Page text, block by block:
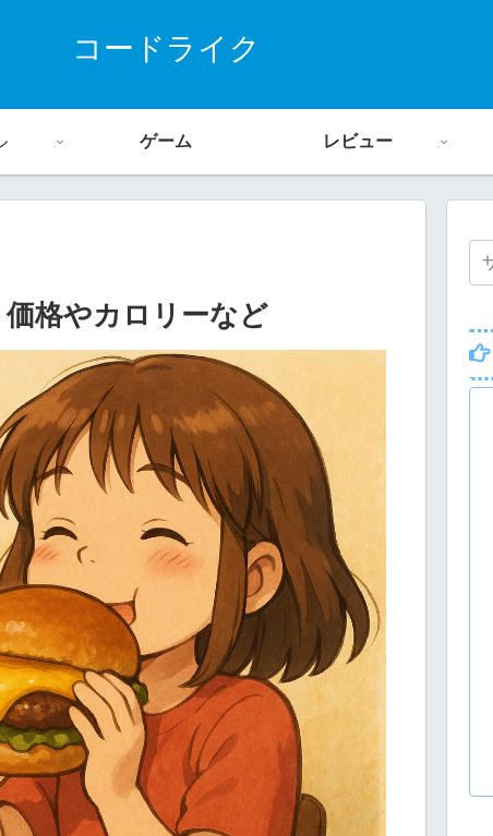
コードライク
ゲーム レビュー
格やカロリーなど